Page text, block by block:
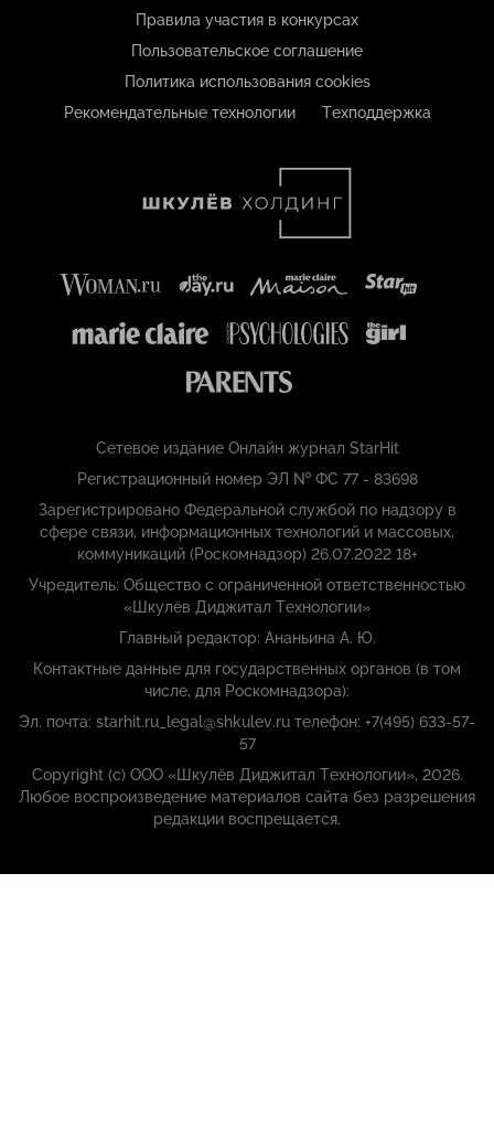
Правила участия в конкурсах
Пользовательское соглашение
Политика использования cookies
Рекомендательные технологии
Техподдержка
Сетевое издание Онлайн журнал StarHit
Регистрационный номер ЭЛ № ФС 77 - 83698
Зарегистрировано Федеральной службой по надзору в
сфере связи, информационных технологий и массовых,
коммуникаций (Роскомнадзор) 26.07.2022 18+
Учредитель: Общество с ограниченной ответственностью
«Шкулёв Диджитал Технологии»
Главный редактор: Ананьина А. Ю.
Контактные данные для государственных органов (в том
числе, для Роскомнадзора):
Эл. почта: starhit.ru_legal@shkulev.ru телефон: +7(495) 633-57-
57
Copyright (с) ООО «Шкулёв Диджитал Технологии», 2026.
Любое воспроизведение материалов сайта без разрешения
редакции воспрещается.